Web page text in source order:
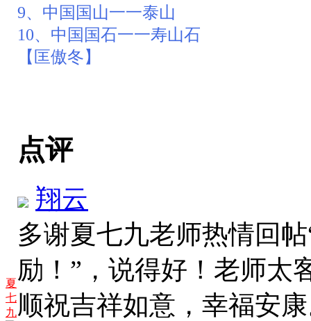
夏
七
九
9、中国国山一一泰山
10、中国国石一一寿山石
【匡傲冬】
点评
翔云
多谢夏七九老师热情回
励！”，说得好！老师太
顺祝吉祥如意，幸福安